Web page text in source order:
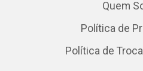
Quem
Política de
Política de